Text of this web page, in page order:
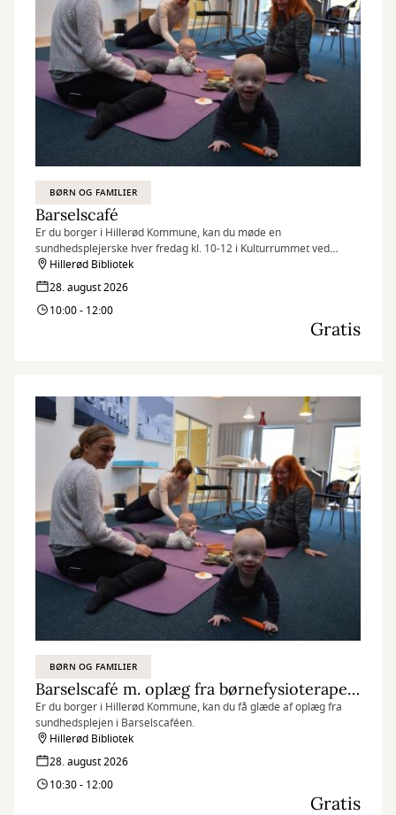
BØRN OG FAMILIER
Barselscafé
Er du borger i Hillerød Kommune, kan du møde en
sundhedsplejerske hver fredag kl. 10-12 i Kulturrummet ved
børnebiblioteket.
Hillerød Bibliotek
28. august 2026
10:00 - 12:00
Gratis
BØRN OG FAMILIER
Barselscafé m. oplæg fra børnefysioterapeut: Støt barnet i den naturlige udvikling
Er du borger i Hillerød Kommune, kan du få glæde af oplæg fra
sundhedsplejen i Barselscaféen.
Hillerød Bibliotek
28. august 2026
10:30 - 12:00
Gratis